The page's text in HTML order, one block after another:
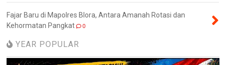
Fajar Baru di Mapolres Blora, Antara Amanah Rotasi dan
Kehormatan Pangkat
0
YEAR POPULAR